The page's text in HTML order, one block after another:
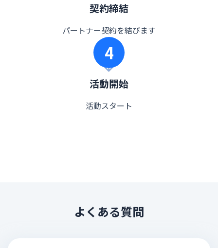
契約締結
パートナー契約を結びます
4
活動開始
活動スタート
よくある質問